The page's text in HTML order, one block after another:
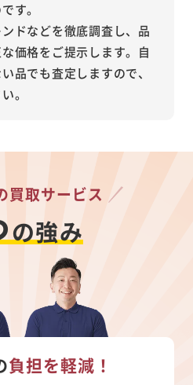
す。
ドなどを徹底調査し、品
価格をご提示します。自
品でも査定しますので、
。
買取サービス
の強み
負担を軽減！